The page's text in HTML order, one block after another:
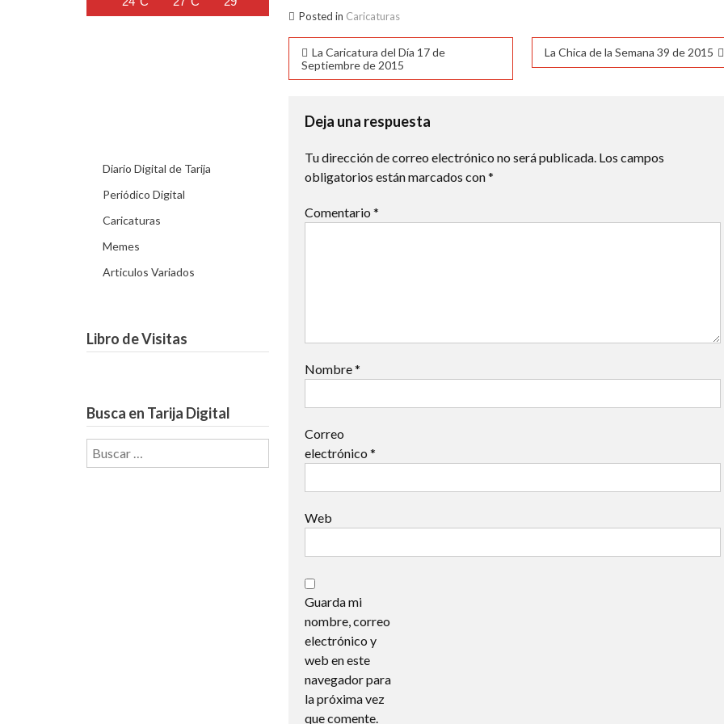
Posted in Caricaturas
Navegación
de
entradas
La Caricatura del Día 17 de
Septiembre de 2015
La Chica de la Semana 39 de 2015
Deja una respuesta
Tu dirección de correo electrónico no será publicada. Los campos
obligatorios están marcados con*
Comentario *
Nombre*
Correo
electrónico *
Web
Guarda mi
nombre, correo
electrónico y
web en este
navegador para
la próxima vez
que comente.
Diario Digital de Tarija
Periódico Digital
Caricaturas
Memes
Articulos Variados
Libro de Visitas
Busca en Tarija Digital
Buscar: